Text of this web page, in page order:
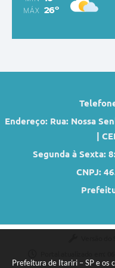
Prefeitura de Itariri – SP e os
MÁX 26º
Endereço: Rua: Nossa
|
Segunda à Sexta:
CNPJ: